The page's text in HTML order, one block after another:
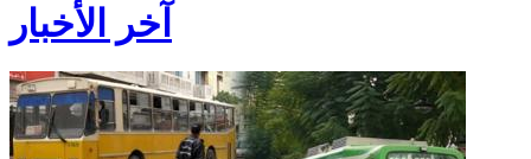
آخر الأخبار